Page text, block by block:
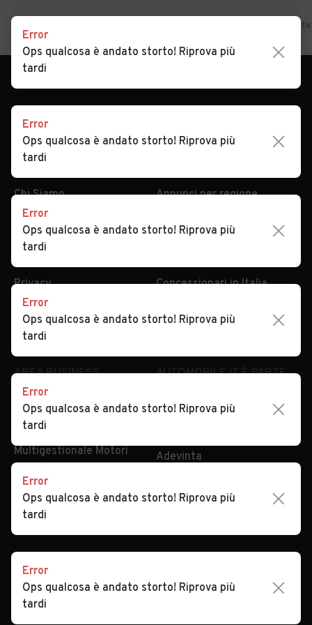
Auto usate in
Chi Siamo
Serve aiuto?
Dati identificativi
Privacy
Impostazioni Privacy
Security
Annunci per regione
Tutte le auto usate
Concessionari in Italia
Valutazione auto
AREA BUSINESS
Registrazione
concessionario
Multigestionale Motori
AUTOMOBILE.IT È PARTE
subito.it
Adevinta
SEGUICI
Copyright © 2023 Marktplaats B.V. Tutti i diritti riservati.
Marktplaats B.V. - P.IVA 803.603.307.B.01
Error
Ops qualcosa è andato storto! Riprova più
tardi
Error
Ops qualcosa è andato storto! Riprova più
tardi
Error
Ops qualcosa è andato storto! Riprova più
tardi
Error
Ops qualcosa è andato storto! Riprova più
tardi
Error
Ops qualcosa è andato storto! Riprova più
tardi
Error
Ops qualcosa è andato storto! Riprova più
tardi
Error
Ops qualcosa è andato storto! Riprova più
tardi